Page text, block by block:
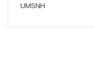
UMSNH